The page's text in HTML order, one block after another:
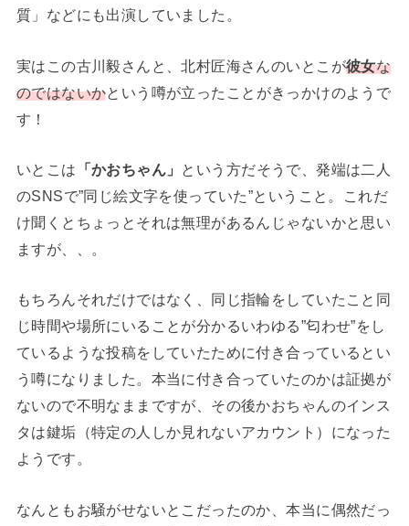
質」などにも出演していました。
実はこの古川毅さんと、北村匠海さんのいとこが彼女な
のではないかという噂が立ったことがきっかけのようで
す！
いとこは 「かおちゃん」 という方だそうで、発端は二人
のSNSで”同じ絵文字を使っていた”ということ。これだ
け聞くとちょっとそれは無理があるんじゃないかと思い
ますが、、。
もちろんそれだけではなく、同じ指輪をしていたこと同
じ時間や場所にいることが分かるいわゆる”匂わせ”をし
ているような投稿をしていたために付き合っているとい
う噂になりました。本当に付き合っていたのかは証拠が
ないので不明なままですが、その後かおちゃんのインス
タは鍵垢（特定の人しか見れないアカウント）になった
ようです。
なんともお騒がせないとこだったのか、本当に偶然だっ